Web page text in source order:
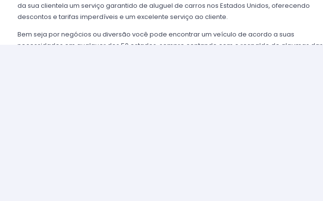
da sua clientela um serviço garantido de aluguel de carros nos Estados Unidos, oferecendo
descontos e tarifas imperdíveis e um excelente serviço ao cliente.
Bem seja por negócios ou diversão você pode encontrar um veículo de acordo a suas
necessidades em qualquer dos 50 estados, sempre contando com o respaldo de algumas das